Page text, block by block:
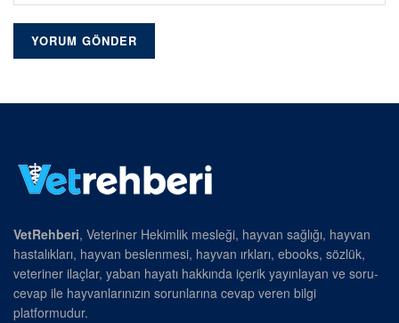
VetRehberi, Veteriner Hekimlik mesleği, hayvan sağlığı, hayvan
hastalıkları, hayvan beslenmesi, hayvan ırkları, ebooks, sözlük,
veteriner ilaçlar, yaban hayatı hakkında içerik yayınlayan ve soru-
cevap ile hayvanlarınızın sorunlarına cevap veren bilgi
platformudur.